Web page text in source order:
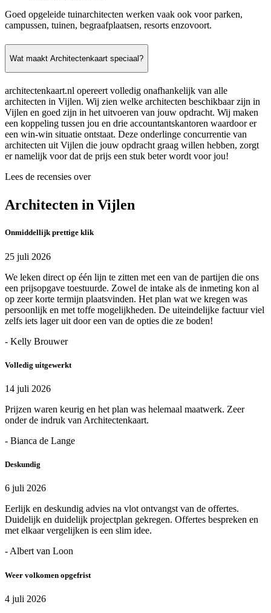
Goed opgeleide tuinarchitecten werken vaak ook voor parken,
campussen, tuinen, begraafplaatsen, resorts enzovoort.
Wat maakt Architectenkaart speciaal?
architectenkaart.nl opereert volledig onafhankelijk van alle
architecten in Vijlen. Wij zien welke architecten beschikbaar zijn in
Vijlen en goed zijn in het uitvoeren van jouw opdracht. Wij maken
een koppeling tussen jou en drie accountantskantoren waardoor er
een win-win situatie ontstaat. Deze onderlinge concurrentie van
architecten uit Vijlen die jouw opdracht graag willen hebben, zorgt
er namelijk voor dat de prijs een stuk beter wordt voor jou!
Lees de recensies over
Architecten in Vijlen
Onmiddellijk prettige klik
25 juli 2026
We leken direct op één lijn te zitten met een van de partijen die ons
een prijsopgave toestuurde. Zowel de intake als de inmeting kon al
op zeer korte termijn plaatsvinden. Het plan wat we kregen was
persoonlijk en met toffe mogelijkheden. De uiteindelijke factuur viel
zelfs iets lager uit door een van de opties die ze boden!
- Kelly Brouwer
Volledig uitgewerkt
14 juli 2026
Prijzen waren keurig en het plan was helemaal maatwerk. Zeer
onder de indruk van Architectenkaart.
- Bianca de Lange
Deskundig
6 juli 2026
Eerlijk en deskundig advies na vlot ontvangst van de offertes.
Duidelijk en duidelijk projectplan gekregen. Offertes bespreken en
met elkaar vergelijken is een slim idee.
- Albert van Loon
Weer volkomen opgefrist
4 juli 2026